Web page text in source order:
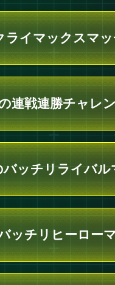
ライマックスマ
連戦連勝チャレ
ッチリライバル
ッチリヒーロー